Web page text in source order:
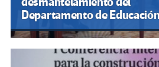
Departamento de